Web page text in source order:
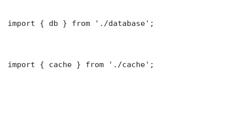
import { db } from './database';
import { cache } from './cache';